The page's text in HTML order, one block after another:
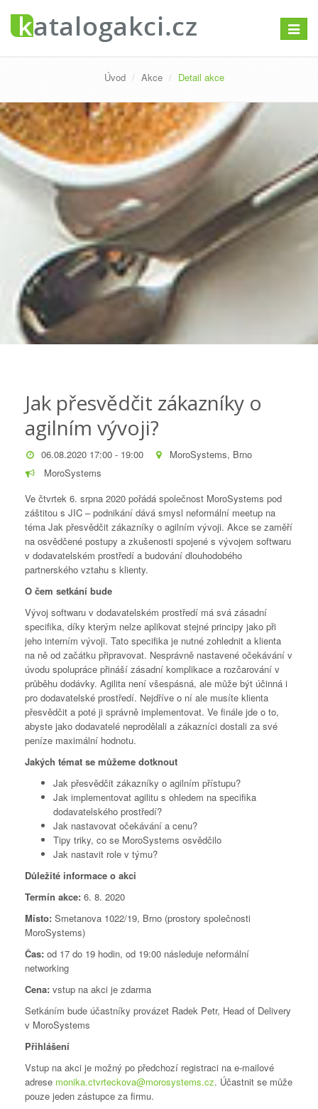
Úvod Akce Detail akce
Jak přesvědčit zákazníky o
agilním vývoji?
06.08.2020 17:00 - 19:00
MoroSystems, Brno
MoroSystems
Ve čtvrtek 6. srpna 2020 pořádá společnost MoroSystems pod
záštitou s JIC – podnikání dává smysl neformální meetup na
téma Jak přesvědčit zákazníky o agilním vývoji. Akce se zaměří
na osvědčené postupy a zkušenosti spojené s vývojem softwaru
v dodavatelském prostředí a budování dlouhodobého
partnerského vztahu s klienty.
O čem setkání bude
Vývoj softwaru v dodavatelském prostředí má svá zásadní
specifika, díky kterým nelze aplikovat stejné principy jako při
jeho interním vývoji. Tato specifika je nutné zohlednit a klienta
na ně od začátku připravovat. Nesprávně nastavené očekávání v
úvodu spolupráce přináší zásadní komplikace a rozčarování v
průběhu dodávky. Agilita není všespásná, ale může být účinná i
pro dodavatelské prostředí. Nejdříve o ní ale musíte klienta
přesvědčit a poté ji správně implementovat. Ve finále jde o to,
abyste jako dodavatelé neprodělali a zákazníci dostali za své
peníze maximální hodnotu.
Jakých témat se můžeme dotknout
Jak přesvědčit zákazníky o agilním přístupu?
Jak implementovat agilitu s ohledem na specifika
dodavatelského prostředí?
Jak nastavovat očekávání a cenu?
Tipy triky, co se MoroSystems osvědčilo
Jak nastavit role v týmu?
Důležité informace o akci
Termín akce: 6. 8. 2020
Místo: Smetanova 1022/19, Brno (prostory společnosti
MoroSystems)
Čas: od 17 do 19 hodin, od 19:00 následuje neformální
networking
Cena: vstup na akci je zdarma
Setkáním bude účastníky provázet Radek Petr, Head of Delivery
v MoroSystems
Přihlášení
Vstup na akci je možný po předchozí registraci na e-mailové
adrese monika.ctvrteckova@morosystems.cz. Účastnit se může
pouze jeden zástupce za firmu.